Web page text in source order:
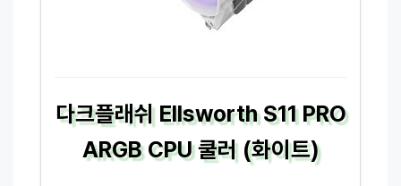
다크플래쉬 Ellsworth S11 PRO
ARGB CPU 쿨러 (화이트)